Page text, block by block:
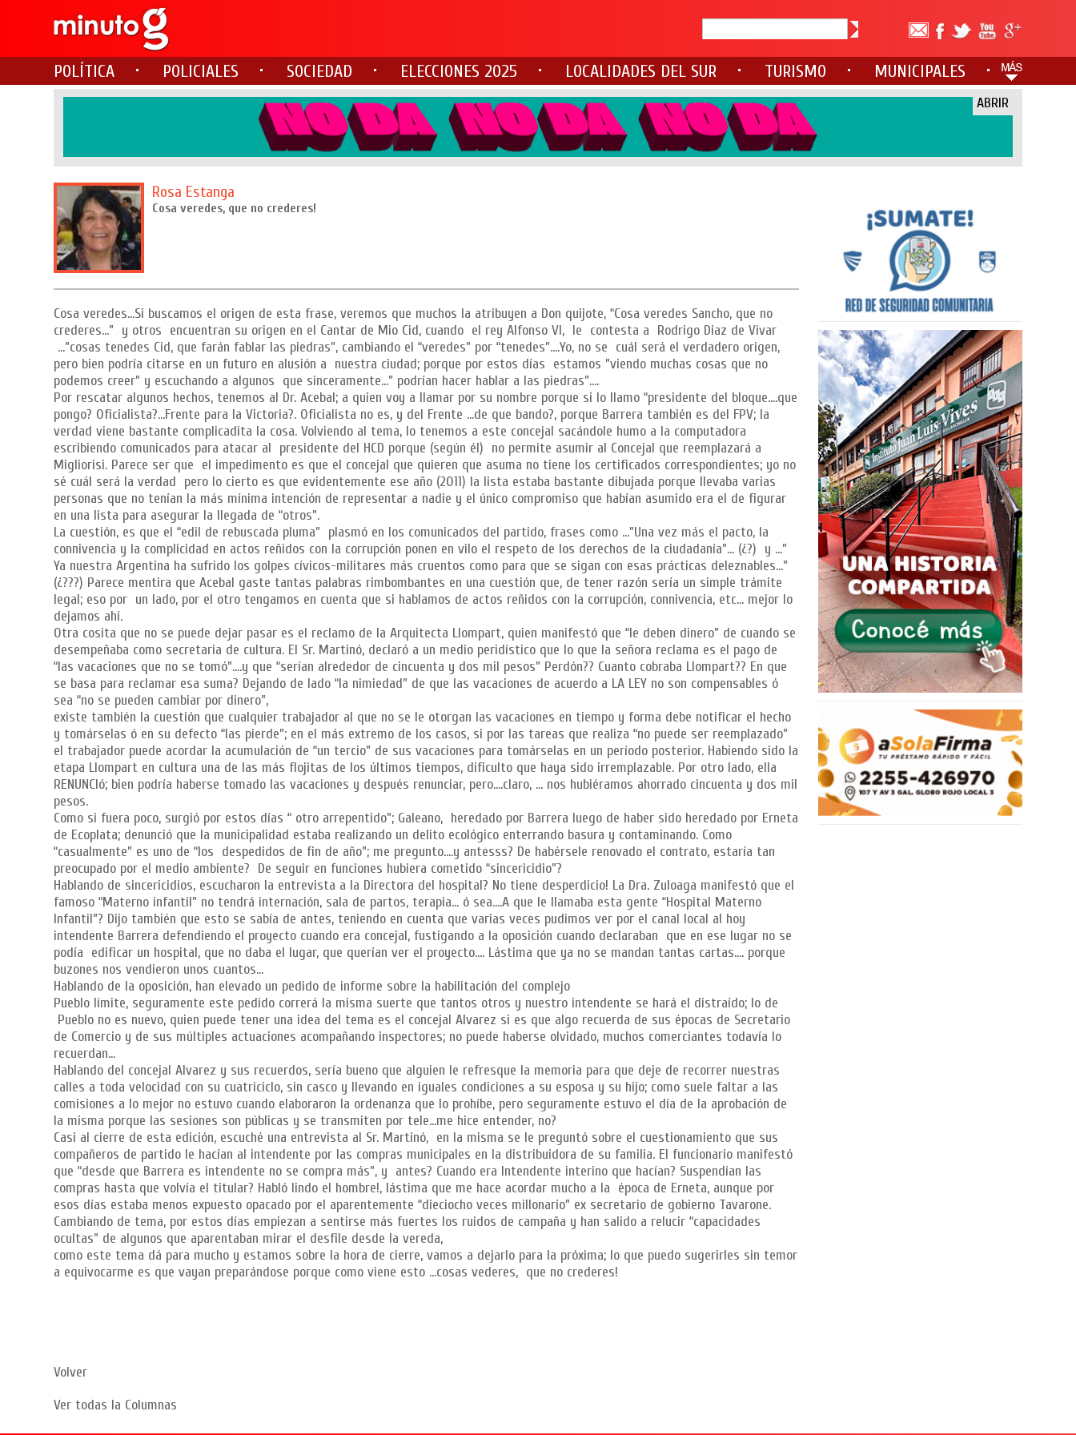
POLÍTICA POLICIALES SOCIEDAD ELECCIONES 2025 LOCALIDADES DEL SUR TURISMO MUNICIPALES
ABRIR
Rosa Estanga
Cosa veredes, que no crederes!
Cosa veredes…Si buscamos el origen de esta frase, veremos que muchos la atribuyen a Don quijote, “Cosa veredes Sancho, que no
crederes…” y otros encuentran su origen en el Cantar de Mio Cid, cuando el rey Alfonso VI, le contesta a Rodrigo Diaz de Vivar
…”cosas tenedes Cid, que farán fablar las piedras”, cambiando el “veredes” por “tenedes”….Yo, no se cuál será el verdadero origen,
pero bien podría citarse en un futuro en alusión a nuestra ciudad; porque por estos días estamos ”viendo muchas cosas que no
podemos creer” y escuchando a algunos que sinceramente…” podrían hacer hablar a las piedras”….
Por rescatar algunos hechos, tenemos al Dr. Acebal; a quien voy a llamar por su nombre porque si lo llamo “presidente del bloque….que
pongo? Oficialista?...Frente para la Victoria?. Oficialista no es, y del Frente …de que bando?, porque Barrera también es del FPV; la
verdad viene bastante complicadita la cosa. Volviendo al tema, lo tenemos a este concejal sacándole humo a la computadora
escribiendo comunicados para atacar al presidente del HCD porque (según él) no permite asumir al Concejal que reemplazará a
Migliorisi. Parece ser que el impedimento es que el concejal que quieren que asuma no tiene los certificados correspondientes; yo no
sé cuál será la verdad pero lo cierto es que evidentemente ese año (2011) la lista estaba bastante dibujada porque llevaba varias
personas que no tenían la más mínima intención de representar a nadie y el único compromiso que habían asumido era el de figurar
en una lista para asegurar la llegada de “otros”.
La cuestión, es que el “edil de rebuscada pluma” plasmó en los comunicados del partido, frases como ...”Una vez más el pacto, la
connivencia y la complicidad en actos reñidos con la corrupción ponen en vilo el respeto de los derechos de la ciudadanía”… (¿?) y …”
Ya nuestra Argentina ha sufrido los golpes cívicos-militares más cruentos como para que se sigan con esas prácticas deleznables…”
(¿???) Parece mentira que Acebal gaste tantas palabras rimbombantes en una cuestión que, de tener razón sería un simple trámite
legal; eso por un lado, por el otro tengamos en cuenta que si hablamos de actos reñidos con la corrupción, connivencia, etc… mejor lo
dejamos ahí.
Otra cosita que no se puede dejar pasar es el reclamo de la Arquitecta Llompart, quien manifestó que “le deben dinero” de cuando se
desempeñaba como secretaria de cultura. El Sr. Martinó, declaró a un medio peridístico que lo que la señora reclama es el pago de
“las vacaciones que no se tomó”….y que “serían alrededor de cincuenta y dos mil pesos” Perdón?? Cuanto cobraba Llompart?? En que
se basa para reclamar esa suma? Dejando de lado “la nimiedad” de que las vacaciones de acuerdo a LA LEY no son compensables ó
sea “no se pueden cambiar por dinero”,
existe también la cuestión que cualquier trabajador al que no se le otorgan las vacaciones en tiempo y forma debe notificar el hecho
y tomárselas ó en su defecto “las pierde”; en el más extremo de los casos, si por las tareas que realiza “no puede ser reemplazado”
el trabajador puede acordar la acumulación de “un tercio” de sus vacaciones para tomárselas en un período posterior. Habiendo sido la
etapa Llompart en cultura una de las más flojitas de los últimos tiempos, dificulto que haya sido irremplazable. Por otro lado, ella
RENUNCIó; bien podría haberse tomado las vacaciones y después renunciar, pero….claro, … nos hubiéramos ahorrado cincuenta y dos mil
pesos.
Como si fuera poco, surgió por estos días “ otro arrepentido”; Galeano, heredado por Barrera luego de haber sido heredado por Erneta
de Ecoplata; denunció que la municipalidad estaba realizando un delito ecológico enterrando basura y contaminando. Como
“casualmente” es uno de “los despedidos de fin de año”; me pregunto….y antesss? De habérsele renovado el contrato, estaría tan
preocupado por el medio ambiente? De seguir en funciones hubiera cometido “sincericidio”?
Hablando de sincericidios, escucharon la entrevista a la Directora del hospital? No tiene desperdicio! La Dra. Zuloaga manifestó que el
famoso “Materno infantil” no tendrá internación, sala de partos, terapia… ó sea….A que le llamaba esta gente “Hospital Materno
Infantil”? Dijo también que esto se sabía de antes, teniendo en cuenta que varias veces pudimos ver por el canal local al hoy
intendente Barrera defendiendo el proyecto cuando era concejal, fustigando a la oposición cuando declaraban que en ese lugar no se
podía edificar un hospital, que no daba el lugar, que querían ver el proyecto…. Lástima que ya no se mandan tantas cartas…. porque
buzones nos vendieron unos cuantos…
Hablando de la oposición, han elevado un pedido de informe sobre la habilitación del complejo
Pueblo límite, seguramente este pedido correrá la misma suerte que tantos otros y nuestro intendente se hará el distraído; lo de
Pueblo no es nuevo, quien puede tener una idea del tema es el concejal Alvarez si es que algo recuerda de sus épocas de Secretario
de Comercio y de sus múltiples actuaciones acompañando inspectores; no puede haberse olvidado, muchos comerciantes todavía lo
recuerdan…
Hablando del concejal Alvarez y sus recuerdos, sería bueno que alguien le refresque la memoria para que deje de recorrer nuestras
calles a toda velocidad con su cuatriciclo, sin casco y llevando en iguales condiciones a su esposa y su hijo; como suele faltar a las
comisiones a lo mejor no estuvo cuando elaboraron la ordenanza que lo prohíbe, pero seguramente estuvo el día de la aprobación de
la misma porque las sesiones son públicas y se transmiten por tele…me hice entender, no?
Casi al cierre de esta edición, escuché una entrevista al Sr. Martinó, en la misma se le preguntó sobre el cuestionamiento que sus
compañeros de partido le hacían al intendente por las compras municipales en la distribuidora de su familia. El funcionario manifestó
que “desde que Barrera es intendente no se compra más”, y antes? Cuando era Intendente interino que hacían? Suspendían las
compras hasta que volvía el titular? Habló lindo el hombre!, lástima que me hace acordar mucho a la época de Erneta, aunque por
esos días estaba menos expuesto opacado por el aparentemente “dieciocho veces millonario” ex secretario de gobierno Tavarone.
Cambiando de tema, por estos días empiezan a sentirse más fuertes los ruidos de campaña y han salido a relucir “capacidades
ocultas” de algunos que aparentaban mirar el desfile desde la vereda,
como este tema dá para mucho y estamos sobre la hora de cierre, vamos a dejarlo para la próxima; lo que puedo sugerirles sin temor
a equivocarme es que vayan preparándose porque como viene esto …cosas vederes, que no crederes!
Volver
Ver todas la Columnas